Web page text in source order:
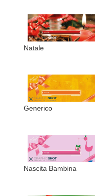
Natale
Generico
Nascita Bambina